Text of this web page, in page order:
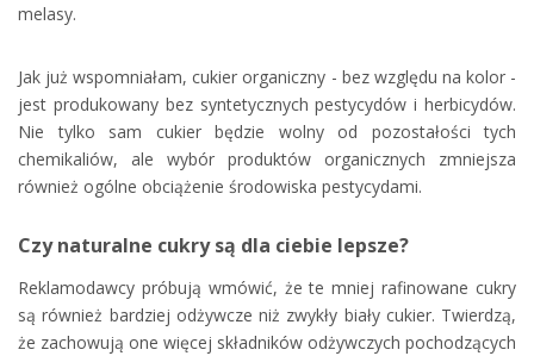
melasy.
Jak już wspomniałam, cukier organiczny - bez względu na kolor -
jest produkowany bez syntetycznych pestycydów i herbicydów.
Nie tylko sam cukier będzie wolny od pozostałości tych
chemikaliów, ale wybór produktów organicznych zmniejsza
również ogólne obciążenie środowiska pestycydami.
Czy naturalne cukry są dla ciebie lepsze?
Reklamodawcy próbują wmówić, że te mniej rafinowane cukry
są również bardziej odżywcze niż zwykły biały cukier. Twierdzą,
że zachowują one więcej składników odżywczych pochodzących